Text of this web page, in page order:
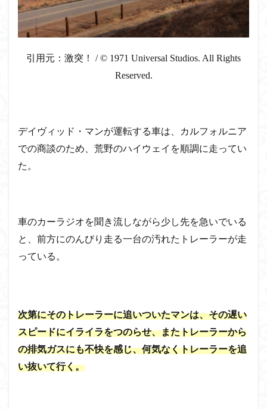
引用元：激突！ / © 1971 Universal Studios. All Rights
Reserved.
デイヴィッド・マンが運転する車は、カルフォルニア
での商談のため、荒野のハイウェイを順調に走ってい
た。
車のカーラジオを聞き流しながら少し先を急いでいる
と、前方にのんびり走る一台の汚れたトレーラーが走
っている。
次第にそのトレーラーに追いついたマンは、その遅い
スピードにイライラをつのらせ、またトレーラーから
の排気ガスにも不快を感じ、何気なくトレーラーを追
い抜いて行く。